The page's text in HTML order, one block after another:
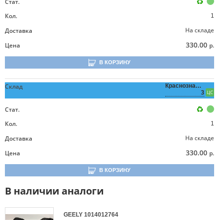
Стат.
Кол.
1
Доставка
На складе
Цена
330.00 р.
В КОРЗИНУ
Склад
Краснознаменная,
3 ЦС
Стат.
Кол.
1
Доставка
На складе
Цена
330.00 р.
В КОРЗИНУ
В наличии аналоги
GEELY 1014012764